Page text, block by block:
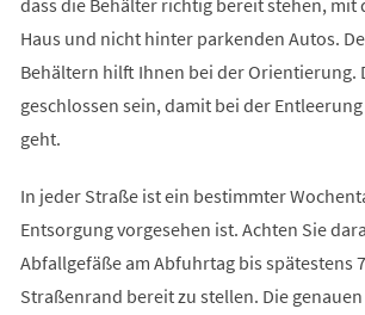
Haus und nicht hinter parkenden Autos.
Behältern hilft Ihnen bei der Orientierung.
geschlossen sein, damit bei der
geht.
In jeder Straße ist ein bestimmter
Entsorgung vorgesehen ist. Achten Sie
Abfallgefäße am Abfuhrtag bis spätestens
Straßenrand bereit zu stellen. Die genauen